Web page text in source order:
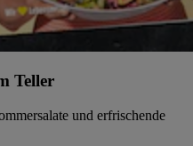
Teller
und erfrischende